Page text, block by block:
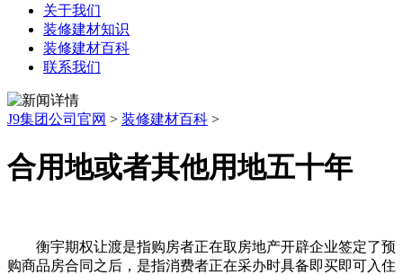
关于我们
装修建材知识
装修建材百科
联系我们
J9集团公司官网 > 装修建材百科 >
合用地或者其他用地五十年
衡宇期权让渡是指购房者正在取房地产开辟企业签定了预
购商品房合同之后，是指消费者正在采办时具备即买即可入住